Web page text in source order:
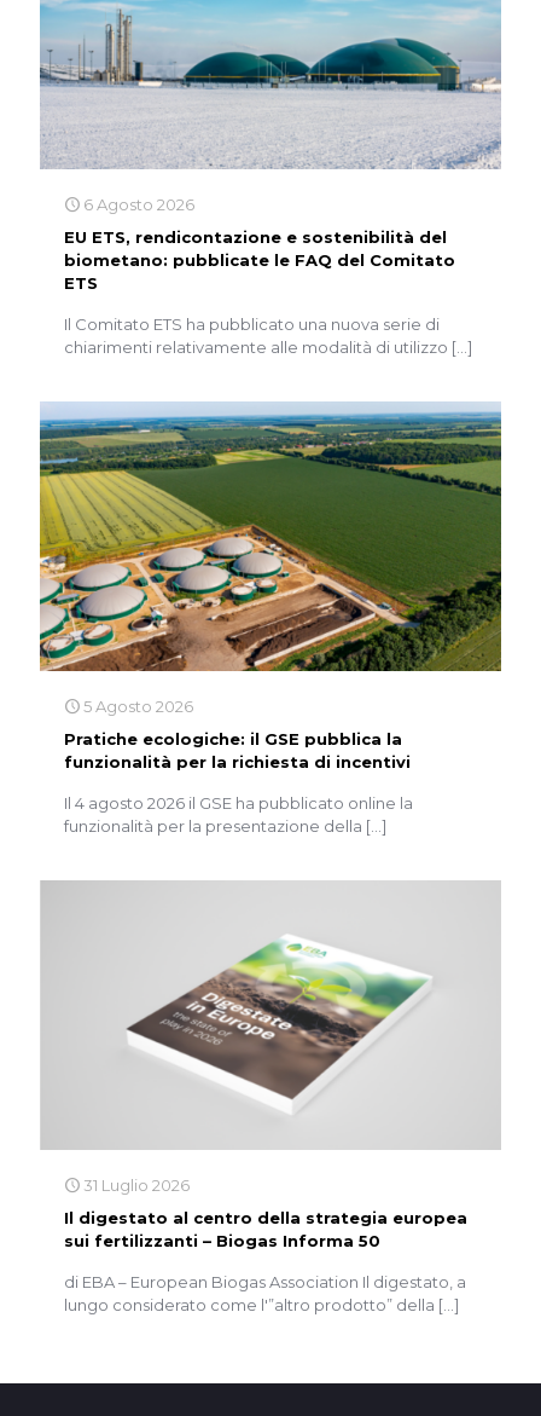
6 Agosto 2026
EU ETS, rendicontazione e sostenibilità del
biometano: pubblicate le FAQ del Comitato
ETS
Il Comitato ETS ha pubblicato una nuova serie di
chiarimenti relativamente alle modalità di utilizzo […]
5 Agosto 2026
Pratiche ecologiche: il GSE pubblica la
funzionalità per la richiesta di incentivi
Il 4 agosto 2026 il GSE ha pubblicato online la
funzionalità per la presentazione della […]
31 Luglio 2026
Il digestato al centro della strategia europea
sui fertilizzanti – Biogas Informa 50
di EBA – European Biogas Association Il digestato, a
lungo considerato come l'”altro prodotto” della […]